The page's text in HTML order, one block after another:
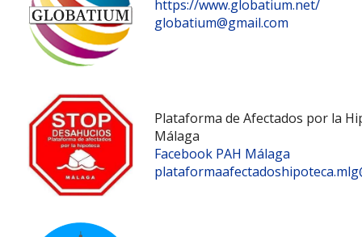
https://www.globatium.net/
globatium@gmail.com
Plataforma de Afectados por la
Málaga
Facebook PAH Málaga